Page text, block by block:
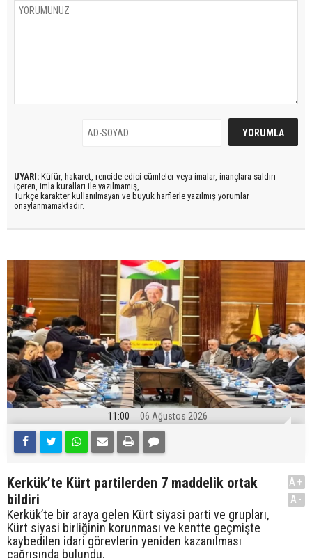
UYARI: Küfür, hakaret, rencide edici cümleler veya imalar, inançlara saldırı
içeren, imla kuralları ile yazılmamış,
Türkçe karakter kullanılmayan ve büyük harflerle yazılmış yorumlar
onaylanmamaktadır.
11:00 06 Ağustos 2026
Kerkük’te Kürt partilerden 7 maddelik ortak
bildiri
Kerkük’te bir araya gelen Kürt siyasi parti ve grupları,
Kürt siyasi birliğinin korunması ve kentte geçmişte
kaybedilen idari görevlerin yeniden kazanılması
çağrısında bulundu.
A+
A-